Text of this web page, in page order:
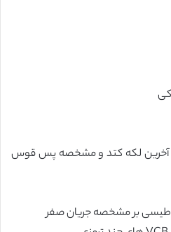
آخرین لکه کتد و مشخصه پس قوس